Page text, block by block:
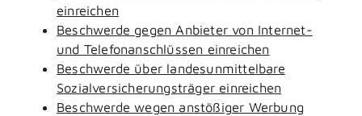
einreichen
Beschwerde gegen Anbieter von Internet-
und Telefonanschlüssen einreichen
Beschwerde über landesunmittelbare
Sozialversicherungsträger einreichen
Beschwerde wegen anstößiger Werbung